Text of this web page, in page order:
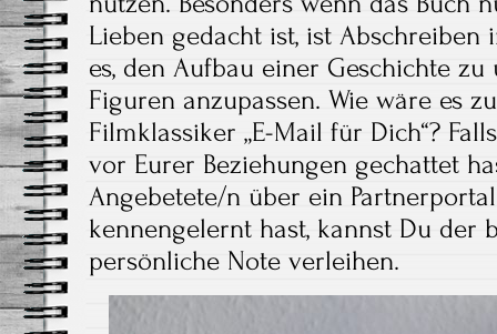
Lieben gedacht ist, ist
es, den Aufbau einer Geschichte
Figuren anzupassen. Wie wäre es
Filmklassiker „E-Mail für Dich“?
vor Eurer Beziehungen gechattet
Angebetete/n über ein
kennengelernt hast, kannst Du der
persönliche Note verleihen.